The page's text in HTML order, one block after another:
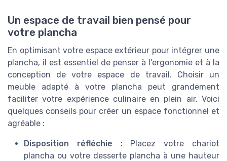
Un espace de travail bien pensé pour
votre plancha
En optimisant votre espace extérieur pour intégrer une
plancha, il est essentiel de penser à l'ergonomie et à la
conception de votre espace de travail. Choisir un
meuble adapté à votre plancha peut grandement
faciliter votre expérience culinaire en plein air. Voici
quelques conseils pour créer un espace fonctionnel et
agréable :
Disposition réfléchie :Placez votre chariot
plancha ou votre desserte plancha à une hauteur